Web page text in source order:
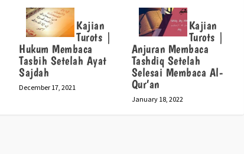
Kajian
Turots |
Hukum Membaca
Tasbih Setelah Ayat
Sajdah
December 17, 2021
Kajian
Turots |
Anjuran Membaca
Tashdiq Setelah
Selesai Membaca Al-
Qur’an
January 18, 2022